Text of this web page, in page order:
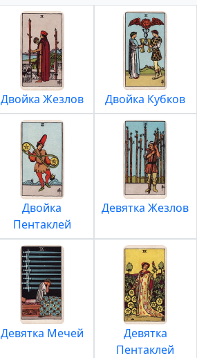
Двойка Жезлов Двойка Кубков
Двойка
Пентаклей
Девятка Жезлов
Девятка Мечей
Девятка
Пентаклей